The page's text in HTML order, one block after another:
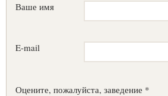
Ваше имя
E-mail
Оцените, пожалуйста, заведение *